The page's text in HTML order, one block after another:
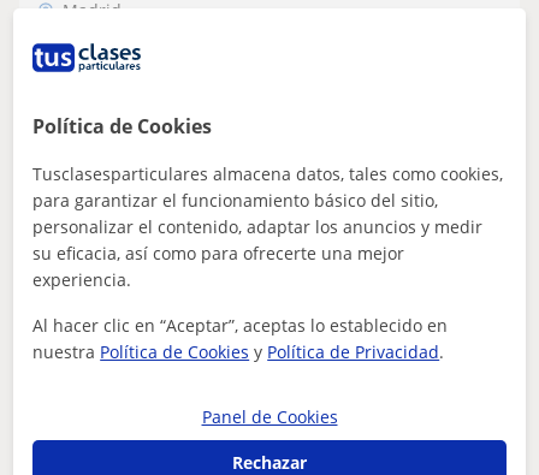
Madrid
Diseño Gráfico: Photoshop, Premier, Illustrator,
InDesign
Profesional titulado en diseño gráfico
publicidad y marketing con más de 20
años de experiencia. Experto en fotografía
de producto
Clases prácticas para resolver problemas reales y
adaptadas al nivel y formación de cada alumno.
Programa programa adobe al completo: Photo...
ver más Contactar
Holger
Política de Cookies
Tusclasesparticulares almacena datos, tales como cookies,
para garantizar el funcionamiento básico del sitio,
personalizar el contenido, adaptar los anuncios y medir
su eficacia, así como para ofrecerte una mejor
experiencia.
Al hacer clic en “Aceptar”, aceptas lo establecido en
nuestra Política de Cookies y Política de Privacidad.
Panel de Cookies
Rechazar